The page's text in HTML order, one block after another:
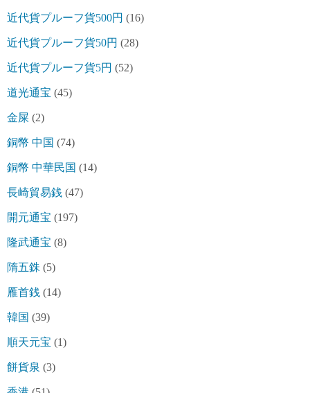
近代貨プルーフ貨500円 (16)
近代貨プルーフ貨50円 (28)
近代貨プルーフ貨5円 (52)
道光通宝 (45)
金屎 (2)
銅幣 中国 (74)
銅幣 中華民国 (14)
長崎貿易銭 (47)
開元通宝 (197)
隆武通宝 (8)
隋五銖 (5)
雁首銭 (14)
韓国 (39)
順天元宝 (1)
餅貨泉 (3)